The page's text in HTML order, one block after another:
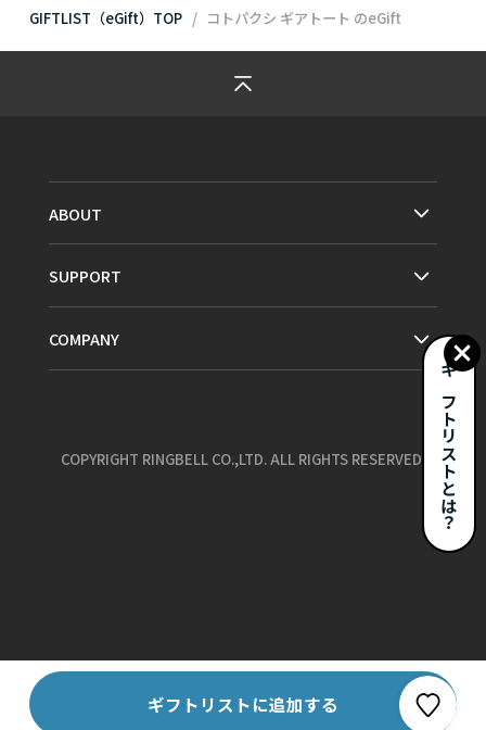
お気に入り
ギフトリストに追加する
GIFTLIST（eGift）TOP コトパクシ ギアトート のeGift
ギフトリストとは？
ABOUT
SUPPORT
COMPANY
COPYRIGHT RINGBELL CO.,LTD. ALL RIGHTS RESERVED.